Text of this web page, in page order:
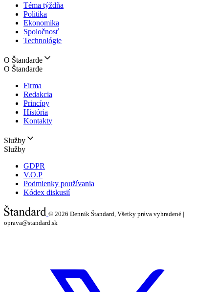
Téma týždňa
Politika
Ekonomika
Spoločnosť
Technológie
O Štandarde
O Štandarde
Firma
Redakcia
Princípy
História
Kontakty
Služby
Služby
GDPR
V.O.P
Podmienky používania
Kódex diskusií
© 2026 Denník Štandard, Všetky práva vyhradené |
oprava@standard.sk